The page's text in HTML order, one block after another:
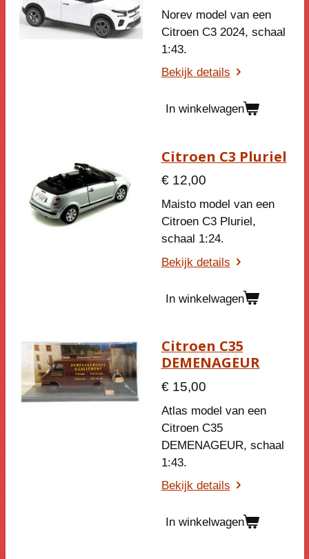
Norev model van een
Citroen C3 2024, schaal
1:43.
Bekijk details
In winkelwagen
Citroen C3 Pluriel
€ 12,00
Maisto model van een
Citroen C3 Pluriel,
schaal 1:24.
Bekijk details
In winkelwagen
Citroen C35
DEMENAGEUR
€ 15,00
Atlas model van een
Citroen C35
DEMENAGEUR, schaal
1:43.
Bekijk details
In winkelwagen